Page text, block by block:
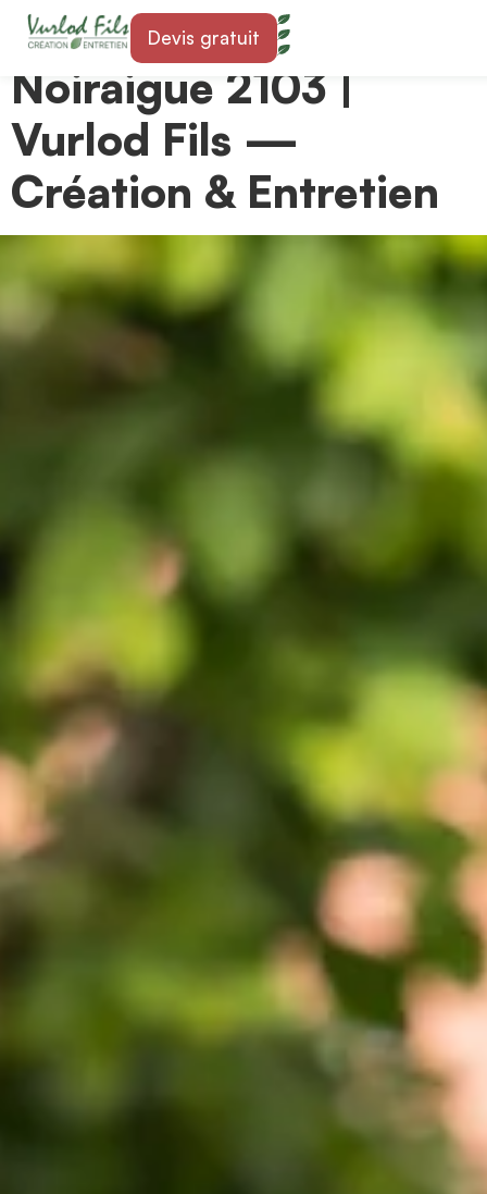
Devis gratuit
Paysagiste à
Noiraigue 2103 |
Vurlod Fils —
Création & Entretien